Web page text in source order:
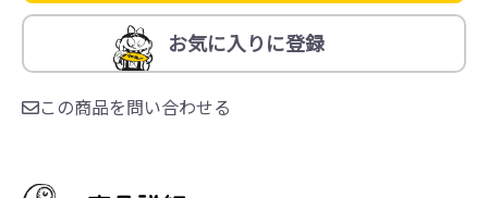
お気に入りに登録
この商品を問い合わせる